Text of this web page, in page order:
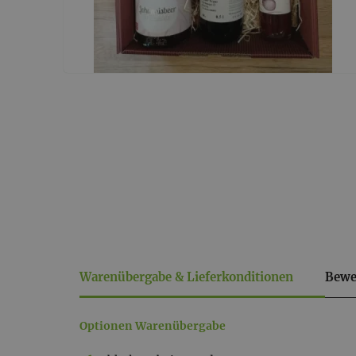
Warenübergabe & Lieferkonditionen
Warenübergabe
Optionen Warenübergabe